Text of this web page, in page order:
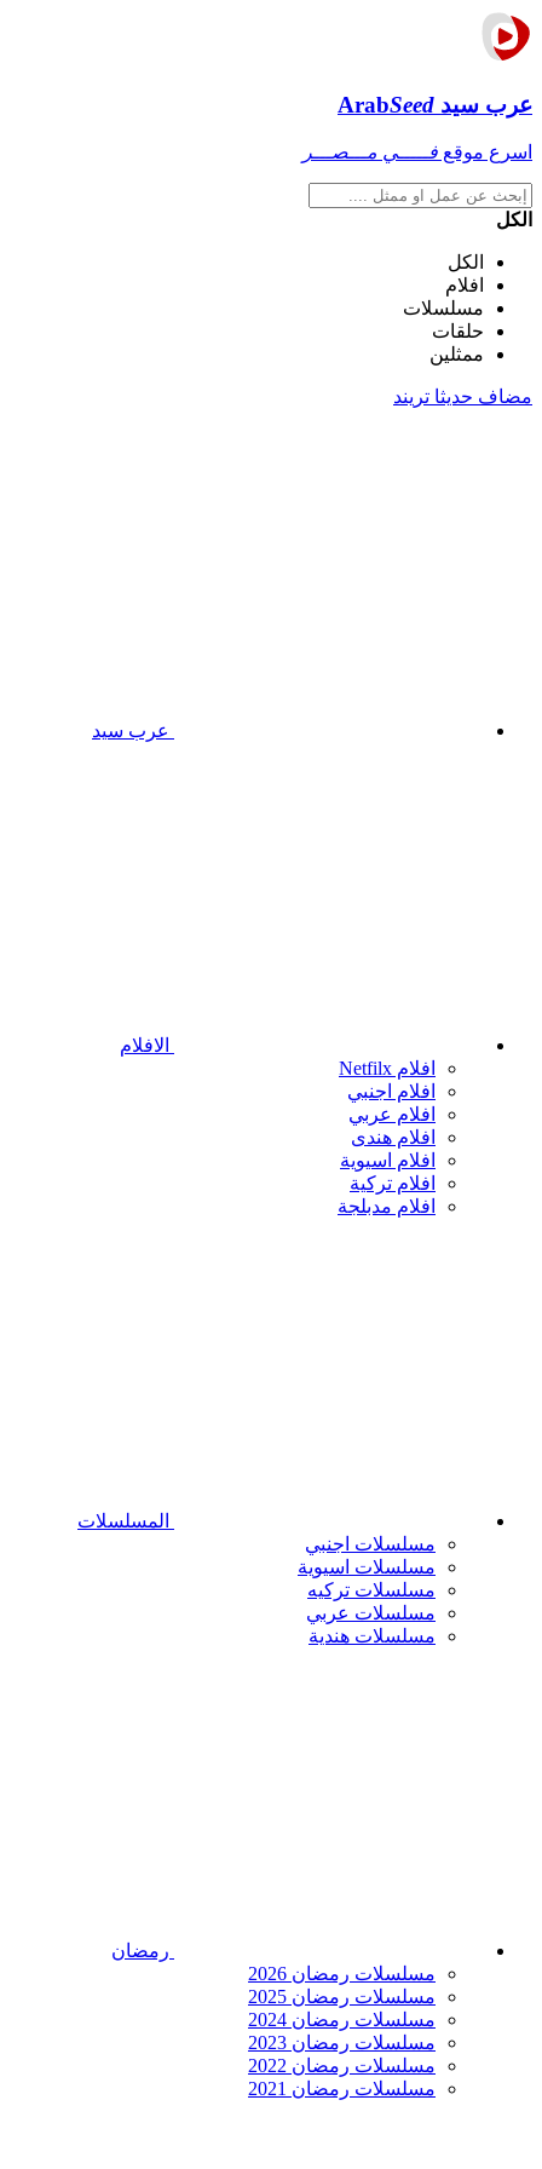
عرب سيد ArabSeed
اسرع موقع فـــــي مـــصـــر
الكل
الكل
افلام
مسلسلات
حلقات
ممثلين
مضاف حديثا تريند
عرب سيد
الافلام
افلام Netfilx
افلام اجنبي
افلام عربي
افلام هندى
افلام اسيوية
افلام تركية
افلام مدبلجة
المسلسلات
مسلسلات اجنبي
مسلسلات اسيوية
مسلسلات تركيه
مسلسلات عربي
مسلسلات هندية
رمضان
مسلسلات رمضان 2026
مسلسلات رمضان 2025
مسلسلات رمضان 2024
مسلسلات رمضان 2023
مسلسلات رمضان 2022
مسلسلات رمضان 2021